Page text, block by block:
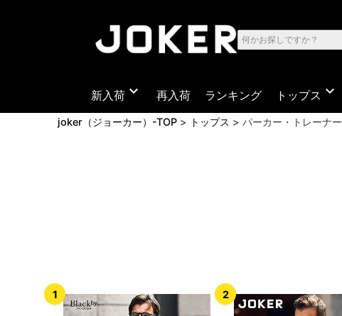
新入荷 expand_more 再入荷 ランキング トップス expand_more
joker（ジョーカー）-TOP トップス パーカー・トレーナー